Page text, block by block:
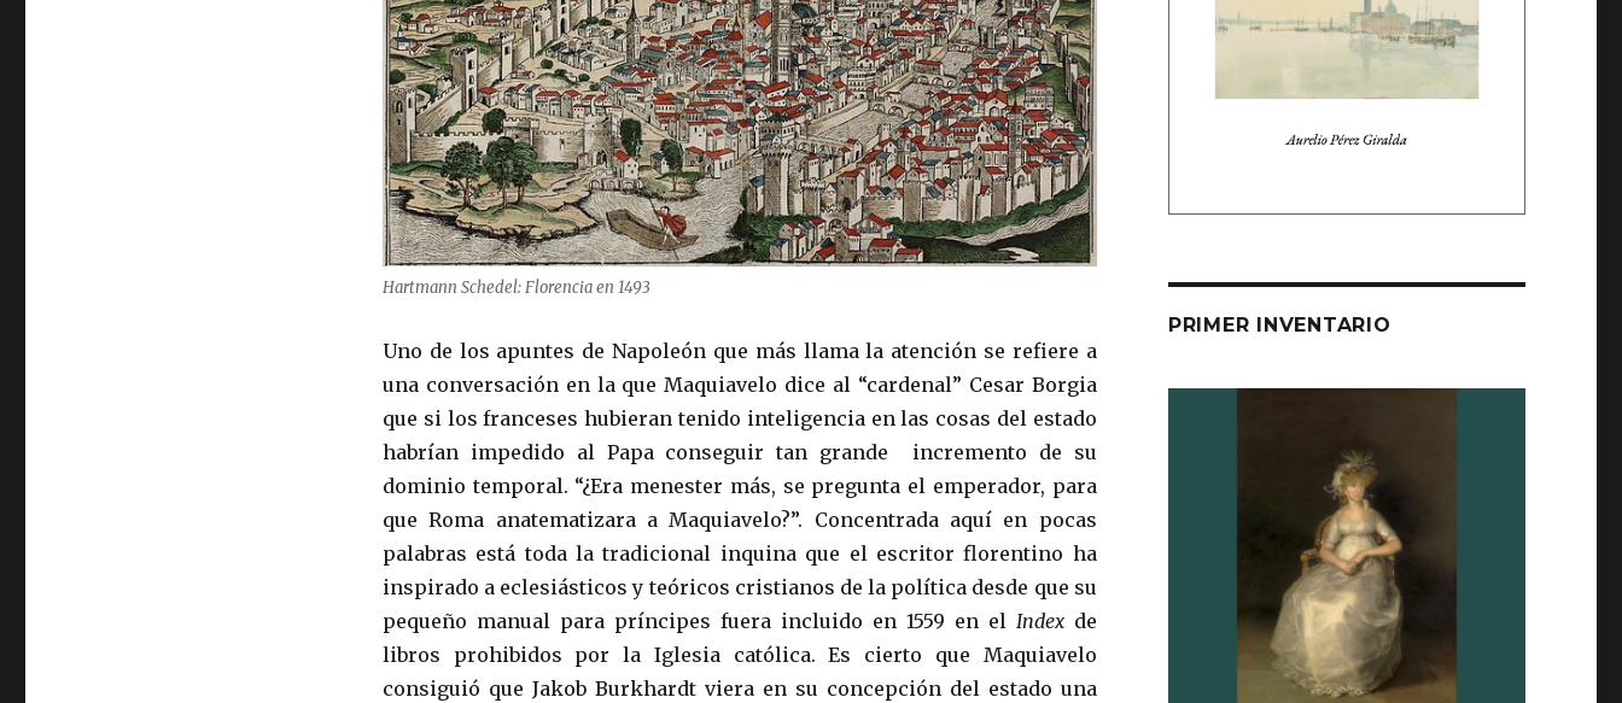
Hartmann Schedel: Florencia en 1493
Uno de los apuntes de Napoleón que más llama la atención se refiere a
una conversación en la que Maquiavelo dice al “cardenal” Cesar Borgia
que si los franceses hubieran tenido inteligencia en las cosas del estado
habrían impedido al Papa conseguir tan grande incremento de su
dominio temporal. “¿Era menester más, se pregunta el emperador, para
que Roma anatematizara a Maquiavelo?”. Concentrada aquí en pocas
palabras está toda la tradicional inquina que el escritor florentino ha
inspirado a eclesiásticos y teóricos cristianos de la política desde que su
pequeño manual para príncipes fuera incluido en 1559 en elIndex de
libros prohibidos por la Iglesia católica. Es cierto que Maquiavelo
consiguió que Jakob Burkhardt viera en su concepción del estado una
PRIMER INVENTARIO